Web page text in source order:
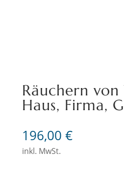
Räuchern
Haus, Firma,
196,00 €
inkl. MwSt.